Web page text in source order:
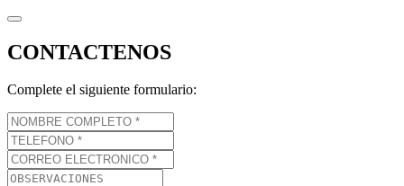
CONTACTENOS
Complete el siguiente formulario: